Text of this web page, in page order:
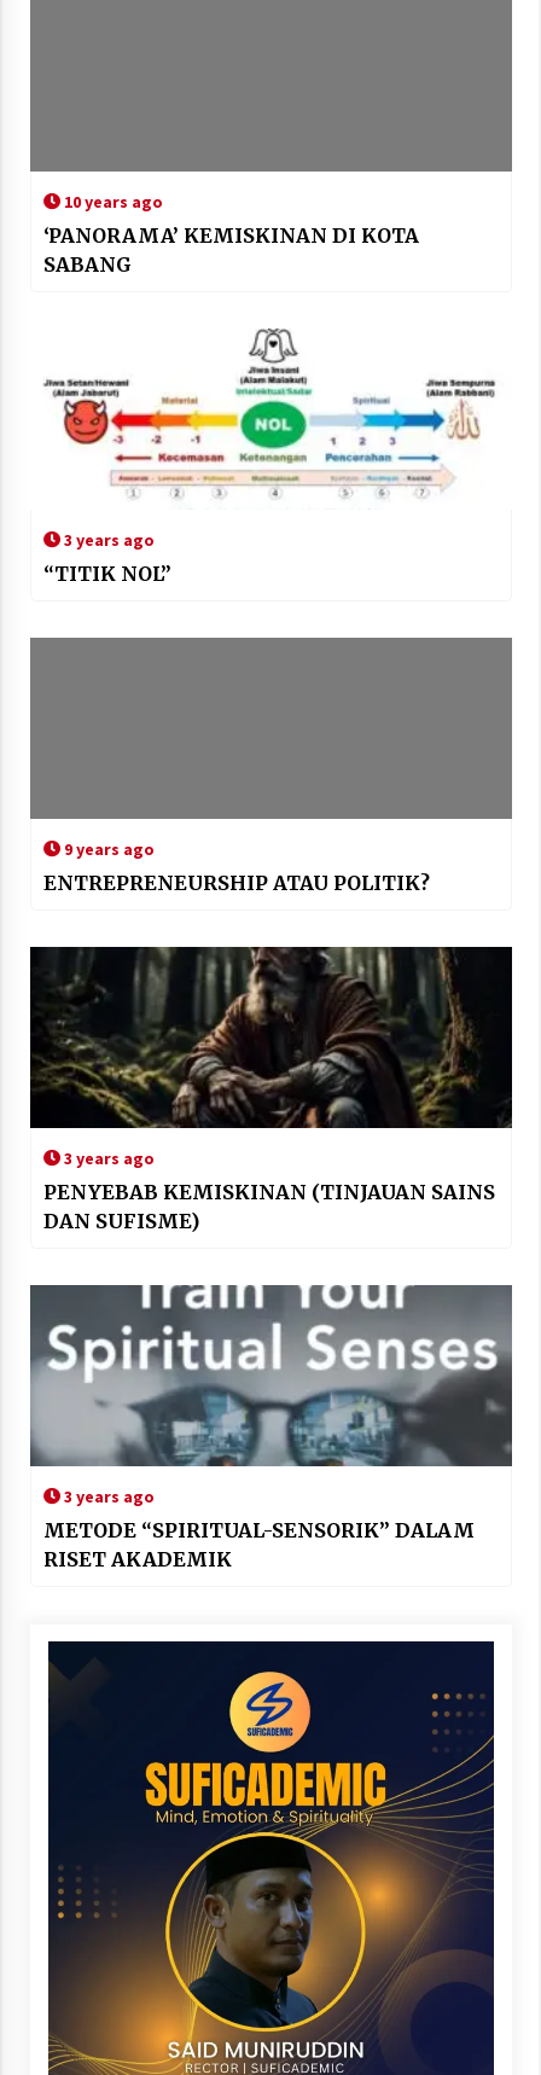
10 years ago
‘PANORAMA’ KEMISKINAN DI KOTA
SABANG
3 years ago
“TITIK NOL”
9 years ago
ENTREPRENEURSHIP ATAU POLITIK?
3 years ago
PENYEBAB KEMISKINAN (TINJAUAN SAINS
DAN SUFISME)
3 years ago
METODE “SPIRITUAL-SENSORIK” DALAM
RISET AKADEMIK